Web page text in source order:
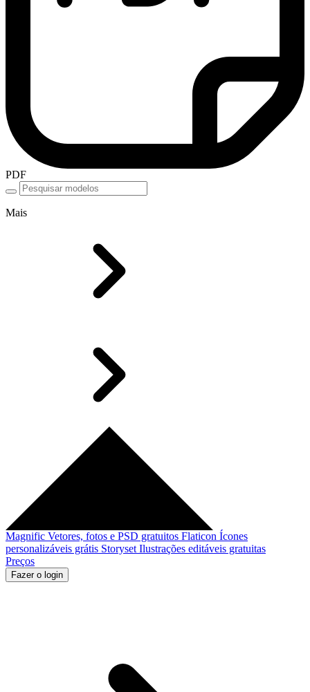
PDF
Mais
Magnific Vetores, fotos e PSD gratuitos Flaticon Ícones
personalizáveis grátis Storyset Ilustrações editáveis gratuitas
Preços
Fazer o login